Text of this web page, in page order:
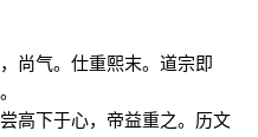
气。仕重熙末。道宗即
下于心，帝益重之。历文